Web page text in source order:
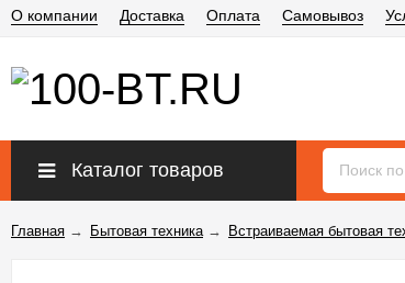
О компании Доставка Оплата Самовывоз
Каталог товаров
Главная → Бытовая техника→ Встраиваемая бытовая